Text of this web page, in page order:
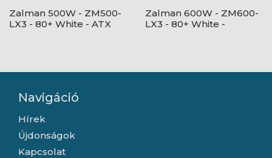
Zalman 500W - ZM500-
LX3 - 80+ White - ATX
Zalman 600W - ZM600-
LX3 - 80+ White -
Navigáció
Hírek
Újdonságok
Kapcsolat